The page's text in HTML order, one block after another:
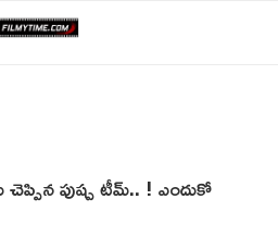
చెప్పిన పుష్ప టీమ్.. ! ఎందుకో